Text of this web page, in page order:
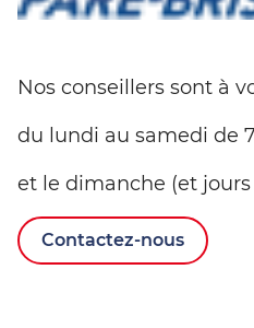
Nos conseillers sont à
du lundi au samedi de
et le dimanche (et jours
Contactez-nous